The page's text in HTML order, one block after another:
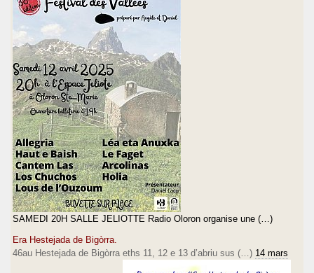
SAMEDI 20H SALLE JELIOTTE Radio Oloron organise une (…)
Era Hestejada de Bigòrra.
46au Hestejada de Bigòrra eths 11, 12 e 13 d’abriu sus (…) 14 mars